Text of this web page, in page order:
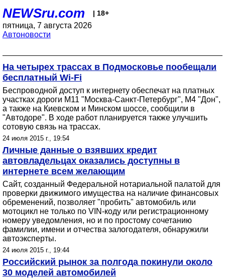
NEWSru.com | 18+
пятница, 7 августа 2026
Автоновости
На четырех трассах в Подмосковье пообещали
бесплатный Wi-Fi
Беспроводной доступ к интернету обеспечат на платных
участках дороги М11 "Москва-Санкт-Петербург", М4 "Дон",
а также на Киевском и Минском шоссе, сообщили в
"Автодоре". В ходе работ планируется также улучшить
сотовую связь на трассах.
24 июля 2015 г., 19:54
Личные данные о взявших кредит
автовладельцах оказались доступны в
интернете всем желающим
Сайт, созданный Федеральной нотариальной палатой для
проверки движимого имущества на наличие финансовых
обременений, позволяет "пробить" автомобиль или
мотоцикл не только по VIN-коду или регистрационному
номеру уведомления, но и по простому сочетанию
фамилии, имени и отчества залогодателя, обнаружили
автоэксперты.
24 июля 2015 г., 19:44
Российский рынок за полгода покинули около
30 моделей автомобилей